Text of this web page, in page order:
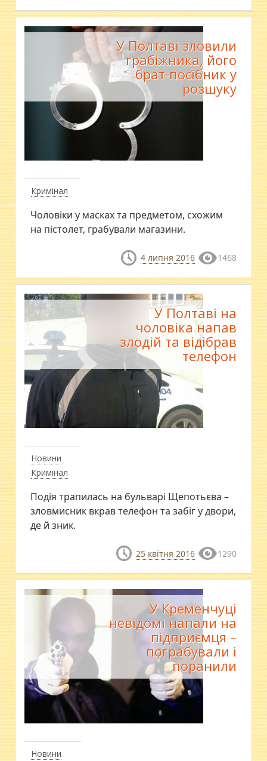
Кримінал
У Полтаві зловили
грабіжника, його
брат-посібник у
розшуку
​Чоловіки у масках та предметом, схожим
на пістолет, грабували магазини.
4 липня 2016 1468
Новини
Кримінал
У Полтаві на
чоловіка напав
злодій та відібрав
телефон
Подія трапилась на бульварі Щепотьєва –
зловмисник вкрав телефон та забіг у двори,
де й зник.
25 квітня 2016 1290
Новини
У Кременчуці
невідомі напали на
підприємця –
пограбували і
поранили